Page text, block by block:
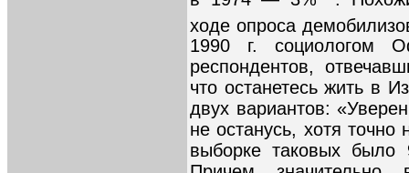
ходе опроса
1990 г. социологом
респондентов,
что останетесь жить в
двух вариантов:
не останусь, хотя
выборке таковых